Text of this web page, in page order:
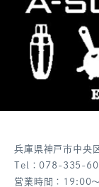
兵庫県神戸市中央
Tel：078-335-
営業時間：19:00